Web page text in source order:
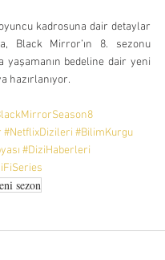
kadrosuna dair detaylar
Black Mirror’ın 8. sezonu
yaşamanın bedeline dair yeni
hazırlanıyor.
#NetflixDizileri #BilimKurgu
#DiziHaberleri
sezon